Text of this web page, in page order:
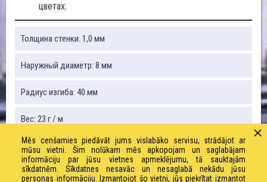
цветах.
Толщина стенки: 1,0 мм
Наружный диаметр: 8 мм
Радиус изгиба: 40 мм
Вес: 23 г / м
Рабочее давление: 19 бар
Mēs cenšamies piedāvāt jums vislabāko servisu, strādājot ar
mūsu vietni. Šim nolūkam mēs apkopojam un saglabājam
informāciju par jūsu vietnes apmeklējumu, tā sauktajām
sīkdatnēm. Sīkdatnes nesavāc un nesaglabā nekādu jūsu
personas informāciju. Izmantojot šo vietni, jūs piekrītat izmantot